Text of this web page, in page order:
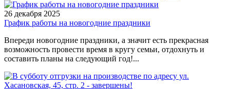
26 декабря 2025
График работы на новогодние праздники
Впереди новогодние праздники, а значит есть прекрасная
возможность провести время в кругу семьи, отдохнуть и
составить планы на следующий год!...